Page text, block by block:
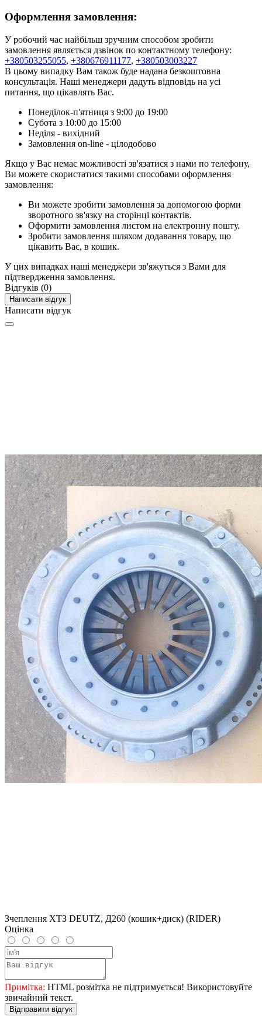
Оформлення замовлення:
У робочий час найбільш зручним способом зробити
замовлення являється дзвінок по контактному телефону:
+380503255055, +380676911177, +380503003227
В цьому випадку Вам також буде надана безкоштовна
консультація. Наші менеджери дадуть відповідь на усі
питання, що цікавлять Вас.
Понеділок-п'ятниця з 9:00 до 19:00
Субота з 10:00 до 15:00
Неділя - вихідний
Замовлення on-line - цілодобово
Якщо у Вас немає можливості зв'язатися з нами по телефону,
Ви можете скористатися такими способами оформлення
замовлення:
Ви можете зробити замовлення за допомогою форми
зворотного зв'язку на сторінці контактів.
Оформити замовлення листом на електронну пошту.
Зробити замовлення шляхом додавання товару, що
цікавить Вас, в кошик.
У цих випадках наші менеджери зв'яжуться з Вами для
підтвердження замовлення.
Відгуків (0)
Написати відгук
Написати відгук
Зчеплення ХТЗ DEUTZ, Д260 (кошик+диск) (RIDER)
Оцінка
Примітка: HTML розмітка не підтримується! Використовуйте
звичайний текст.
Відправити відгук